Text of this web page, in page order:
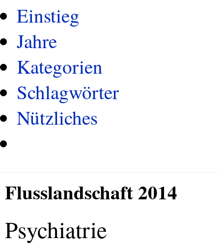
Einstieg
Jahre
Kategorien
Schlagwörter
Nützliches
Flusslandschaft 2014
Psychiatrie